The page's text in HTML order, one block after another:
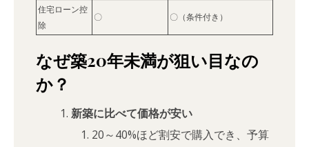
住宅ローン控
除
〇 〇（条件付き）
なぜ築20年未満が狙い目なの
か？
新築に比べて価格が安い
20～40%ほど割安で購入でき、予算